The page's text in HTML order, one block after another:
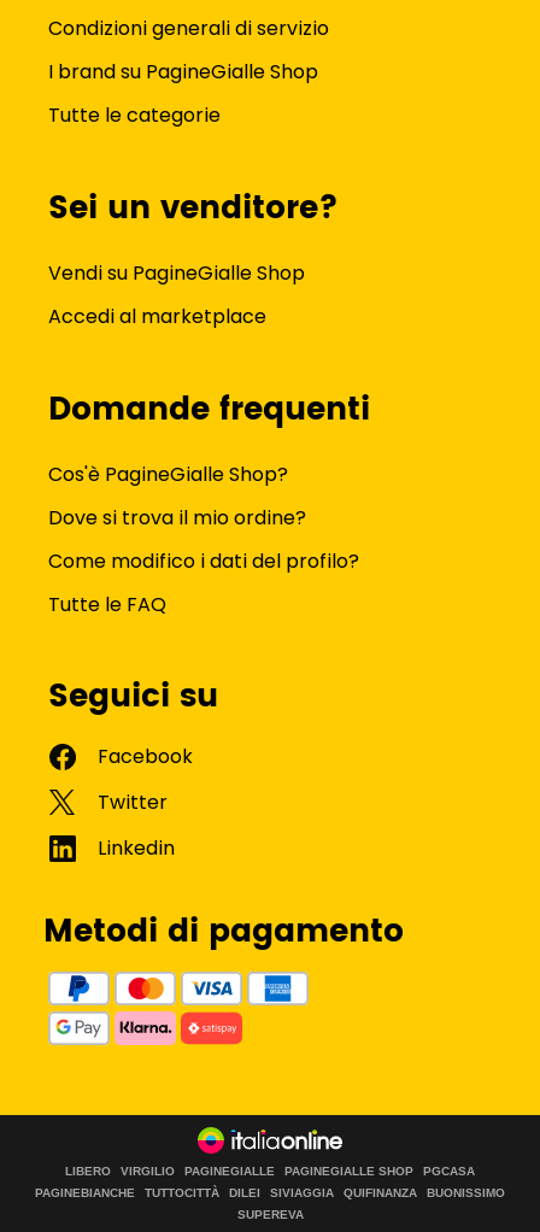
Condizioni generali di servizio
I brand su PagineGialle Shop
Tutte le categorie
Sei un venditore?
Vendi su PagineGialle Shop
Accedi al marketplace
Domande frequenti
Cos'è PagineGialle Shop?
Dove si trova il mio ordine?
Come modifico i dati del profilo?
Tutte le FAQ
Seguici su
Metodi di pagamento
LIBERO VIRGILIO PAGINEGIALLE PAGINEGIALLE SHOP
PGCASA
PAGINEBIANCHE
TUTTOCITTÀ DILEI SIVIAGGIA QUIFINANZA
BUONISSIMO
SUPEREVA